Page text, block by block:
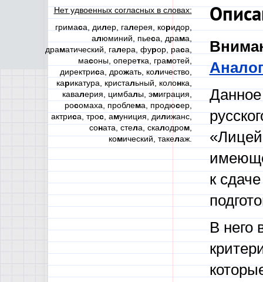
Нет удвоенных согласных в словах:
гримаса, дилер, галерея, коридор,
алюминий, пьеса, драма,
драматический, галера, фурор, раса,
масоны, оперетка, грамотей,
директриса, дрожать, количество,
карикатура, кристальный, колонка,
кавалерия, цимбалы, эмиграция,
росомаха, проблема, продюсер,
актриса, трос, амуниция, дилижанс,
соната, стела, скалодром,
комический, такелаж.
Данное
к
В него